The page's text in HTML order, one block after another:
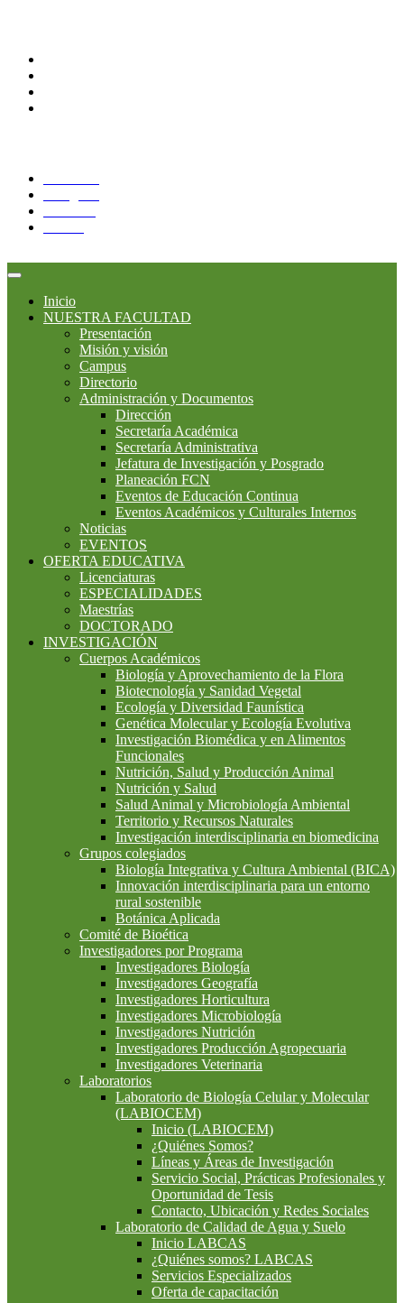
Inicio
NUESTRA FACULTAD
Presentación
Misión y visión
Campus
Directorio
Administración y Documentos
Dirección
Secretaría Académica
Secretaría Administrativa
Jefatura de Investigación y Posgrado
Planeación FCN
Eventos de Educación Continua
Eventos Académicos y Culturales Internos
Noticias
EVENTOS
OFERTA EDUCATIVA
Licenciaturas
ESPECIALIDADES
Maestrías
DOCTORADO
INVESTIGACIÓN
Cuerpos Académicos
Biología y Aprovechamiento de la Flora
Biotecnología y Sanidad Vegetal
Ecología y Diversidad Faunística
Genética Molecular y Ecología Evolutiva
Investigación Biomédica y en Alimentos
Funcionales
Nutrición, Salud y Producción Animal
Nutrición y Salud
Salud Animal y Microbiología Ambiental
Territorio y Recursos Naturales
Investigación interdisciplinaria en biomedicina
Grupos colegiados
Biología Integrativa y Cultura Ambiental (BICA)
Innovación interdisciplinaria para un entorno
rural sostenible
Botánica Aplicada
Comité de Bioética
Investigadores por Programa
Investigadores Biología
Investigadores Geografía
Investigadores Horticultura
Investigadores Microbiología
Investigadores Nutrición
Investigadores Producción Agropecuaria
Investigadores Veterinaria
Laboratorios
Laboratorio de Biología Celular y Molecular
(LABIOCEM)
Inicio (LABIOCEM)
¿Quiénes Somos?
Líneas y Áreas de Investigación
Servicio Social, Prácticas Profesionales y
Oportunidad de Tesis
Contacto, Ubicación y Redes Sociales
Laboratorio de Calidad de Agua y Suelo
Inicio LABCAS
¿Quiénes somos? LABCAS
Servicios Especializados
Oferta de capacitación